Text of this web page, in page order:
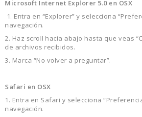
Microsoft Internet Explorer 5.0 en OSX
1. Entra en “Explorer” y selecciona
navegación.
2. Haz scroll hacia abajo hasta que veas
de archivos recibidos.
3. Marca “No volver a preguntar”.
Safari en OSX
1. Entra en Safari y selecciona
navegación.